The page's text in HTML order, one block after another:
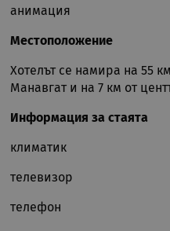
анимация
Местоположение
Хотелът се намира на 55
Манавгат и на 7 км от
Информация за стаята
климатик
телевизор
телефон